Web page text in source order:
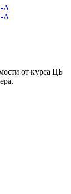
от курса ЦБ